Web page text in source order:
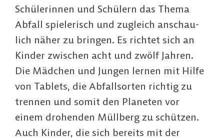
Schüle­rin­nen und Schülern das Thema
Abfall spiele­risch und zugleich anschau­
lich näher zu bringen. Es richtet sich an
Kinder zwischen acht und zwölf Jahren.
Die Mädchen und Jungen lernen mit Hilfe
von Tablets, die Abfall­sor­ten richtig zu
trennen und somit den Planeten vor
einem drohenden Müllberg zu schützen.
Auch Kinder, die sich bereits mit der